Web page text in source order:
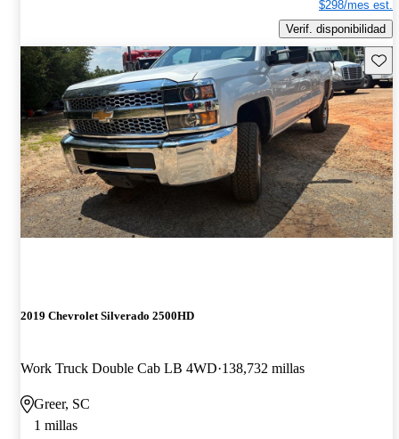
$298/mes est.
Verif. disponibilidad
2019 Chevrolet Silverado 2500HD
Work Truck Double Cab LB 4WD 138,732 millas
Greer, SC
1 millas